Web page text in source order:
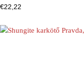
€22,22